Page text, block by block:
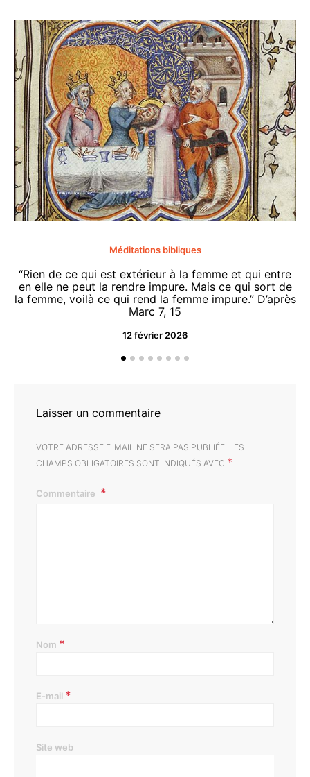
Méditations bibliques
“Rien de ce qui est extérieur à la femme et qui entre
en elle ne peut la rendre impure. Mais ce qui sort de
la femme, voilà ce qui rend la femme impure.” D’après
Marc 7, 15
12 février 2026
Laisser un commentaire
VOTRE ADRESSE E-MAIL NE SERA PAS PUBLIÉE. LES
CHAMPS OBLIGATOIRES SONT INDIQUÉS AVEC *
Commentaire
Nom *
E-mail *
Site web